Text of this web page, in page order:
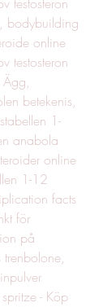
bodybuilding
online
testosteron
Ägg,
betekenis,
1-
anabola
online
1-12
facts
för
på
- Köp